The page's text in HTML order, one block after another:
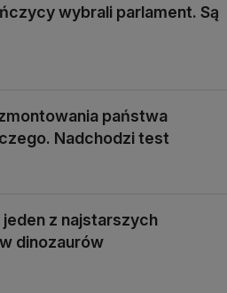
wybrali parlament. Są
państwa
Nadchodzi test
z najstarszych
dinozaurów